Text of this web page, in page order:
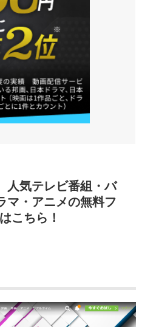
人気テレビ番組・バ
マ・アニメの無料フ
こちら！